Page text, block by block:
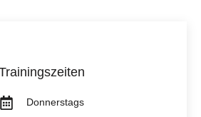
Donnerstags